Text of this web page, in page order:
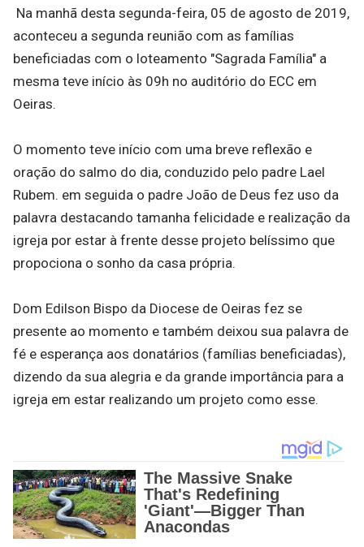
Na manhã desta segunda-feira, 05 de agosto de 2019,
aconteceu a segunda reunião com as famílias
beneficiadas com o loteamento "Sagrada Família" a
mesma teve início às 09h no auditório do ECC em
Oeiras.
O momento teve início com uma breve reflexão e
oração do salmo do dia, conduzido pelo padre Lael
Rubem. em seguida o padre João de Deus fez uso da
palavra destacando tamanha felicidade e realização da
igreja por estar à frente desse projeto belíssimo que
propociona o sonho da casa própria.
Dom Edilson Bispo da Diocese de Oeiras fez se
presente ao momento e também deixou sua palavra de
fé e esperança aos donatários (famílias beneficiadas),
dizendo da sua alegria e da grande importância para a
igreja em estar realizando um projeto como esse.